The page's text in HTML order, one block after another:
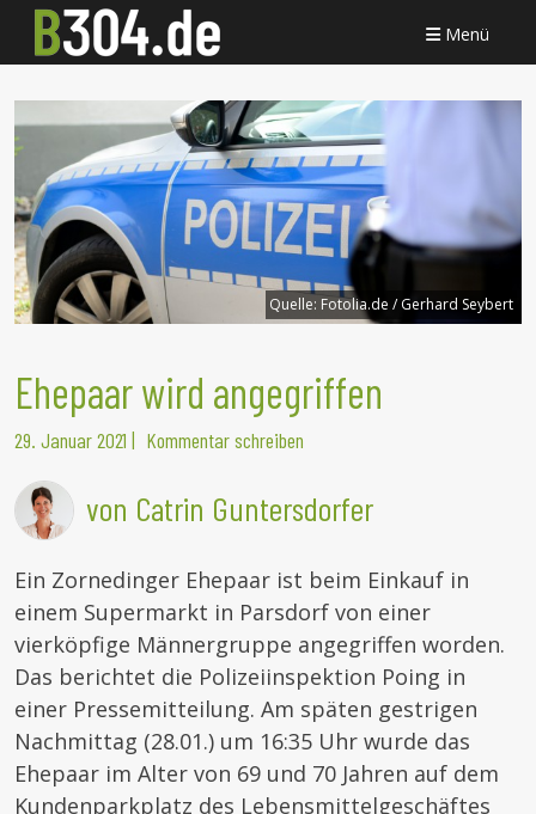
Menü
Quelle: Fotolia.de / Gerhard Seybert
Ehepaar wird angegriffen
29. Januar 2021 | Kommentar schreiben
von Catrin Guntersdorfer
Ein Zornedinger Ehepaar ist beim Einkauf in
einem Supermarkt in Parsdorf von einer
vierköpfige Männergruppe angegriffen worden.
Das berichtet die Polizeiinspektion Poing in
einer Pressemitteilung. Am späten gestrigen
Nachmittag (28.01.) um 16:35 Uhr wurde das
Ehepaar im Alter von 69 und 70 Jahren auf dem
Kundenparkplatz des Lebensmittelgeschäftes